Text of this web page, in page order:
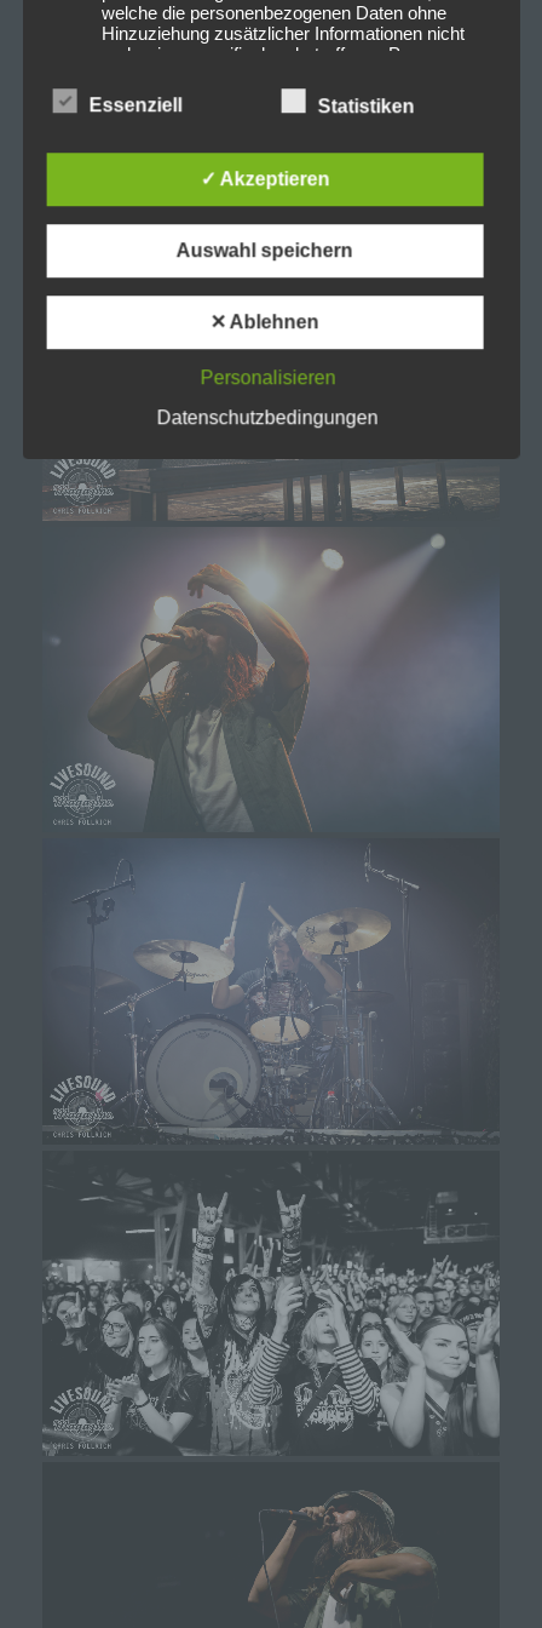
welche die personenbezogenen Daten ohne
Hinzuziehung zusätzlicher Informationen nicht
mehr einer spezifischen betroffenen Person
zusätzlichen Informationen gesondert aufbewahrt
werden und technischen und organisatorischen
die personenbezogenen Daten nicht einer
identifizierten oder identifizierbaren natürlichen
Verarbeitung Verantwortlicher
Verantwortlicher oder für die Verarbeitung
Verantwortlicher ist die natürliche oder juristische
Person, Behörde, Einrichtung oder andere Stelle,
die allein oder gemeinsam mit anderen über die
Zwecke und Mittel der Verarbeitung von
Zwecke und Mittel dieser Verarbeitung durch das
Unionsrecht oder das Recht der Mitgliedstaaten
vorgegeben, so kann der Verantwortliche
beziehungsweise können die bestimmten
Kriterien seiner Benennung nach dem
Unionsrecht oder dem Recht der Mitgliedstaaten
vorgesehen werden.
h) Auftragsverarbeiter
Auftragsverarbeiter ist eine natürliche oder
juristische Person, Behörde, Einrichtung oder
andere Stelle, die personenbezogene Daten im
Auftrag des Verantwortlichen verarbeitet.
i) Empfänger
Empfänger ist eine natürliche oder juristische
Person, Behörde, Einrichtung oder andere Stelle,
der personenbezogene Daten offengelegt
werden, unabhängig davon, ob es sich bei ihr um
einen Dritten handelt oder nicht. Behörden, die im
Rahmen eines bestimmten
Untersuchungsauftrags nach dem Unionsrecht
oder dem Recht der Mitgliedstaaten
möglicherweise personenbezogene Daten
erhalten, gelten jedoch nicht als Empfänger.
Dritter ist eine natürliche oder juristische Person,
Behörde, Einrichtung oder andere Stelle außer
der betroffenen Person, dem Verantwortlichen,
dem Auftragsverarbeiter und den Personen, die
unter der unmittelbaren Verantwortung des
Verantwortlichen oder des Auftragsverarbeiters
befugt sind, die personenbezogenen Daten zu
verarbeiten.
k) Einwilligung
Einwilligung ist jede von der betroffenen Person
freiwillig für den bestimmten Fall in informierter
Weise und unmissverständlich abgegebene
Willensbekundung in Form einer Erklärung oder
einer sonstigen eindeutigen bestätigenden
Handlung, mit der die betroffene Person zu
verstehen gibt, dass sie mit der Verarbeitung der
Essenziell Statistiken
✓ Akzeptieren
Auswahl speichern
✕ Ablehnen
Personalisieren
Datenschutzbedingungen